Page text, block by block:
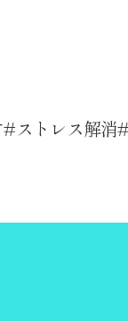
ストレス解消